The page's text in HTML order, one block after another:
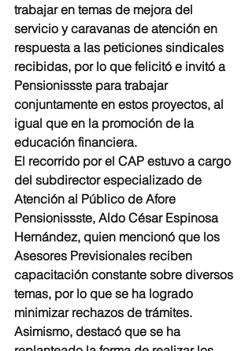
trabajar en temas de mejora del
servicio y caravanas de atención en
respuesta a las peticiones sindicales
recibidas, por lo que felicitó e invitó a
Pensionissste para trabajar
conjuntamente en estos proyectos, al
igual que en la promoción de la
educación financiera.
El recorrido por el CAP estuvo a cargo
del subdirector especializado de
Atención al Público de Afore
Pensionissste, Aldo César Espinosa
Hernández, quien mencionó que los
Asesores Previsionales reciben
capacitación constante sobre diversos
temas, por lo que se ha logrado
minimizar rechazos de trámites.
Asimismo, destacó que se ha